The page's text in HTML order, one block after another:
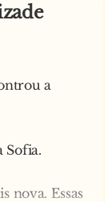
100€
nã
Manel…
a
Sofia.
nova. Essas